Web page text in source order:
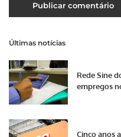
Últimas notícias
Rede Sine
empregos
Cinco anos